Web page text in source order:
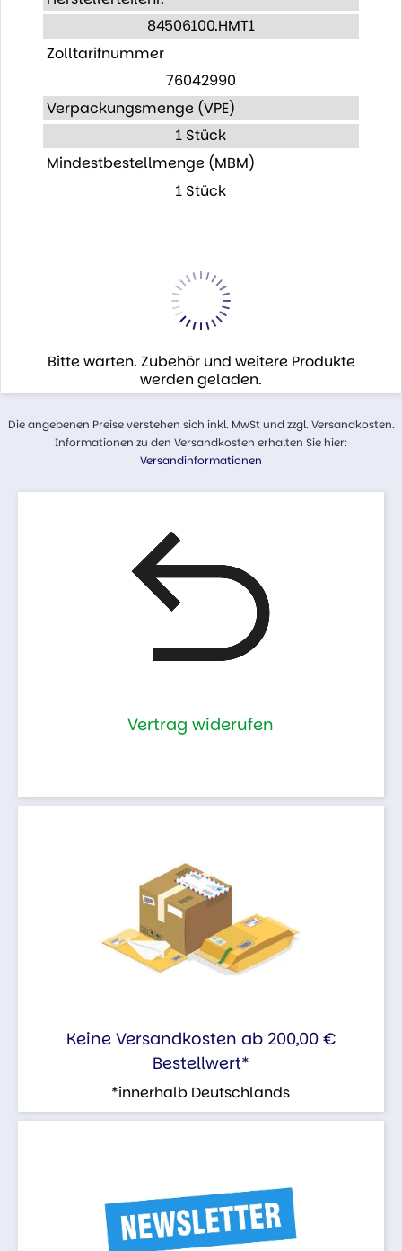
84506100.HMT1
Zolltarifnummer
76042990
Verpackungsmenge (VPE)
1 Stück
Mindestbestellmenge (MBM)
1 Stück
Bitte warten. Zubehör und weitere Produkte
werden geladen.
Die angebenen Preise verstehen sich inkl. MwSt und zzgl. Versandkosten.
Informationen zu den Versandkosten erhalten Sie hier:
Versandinformationen
Vertrag widerufen
Keine Versandkosten ab 200,00 €
Bestellwert*
*innerhalb Deutschlands